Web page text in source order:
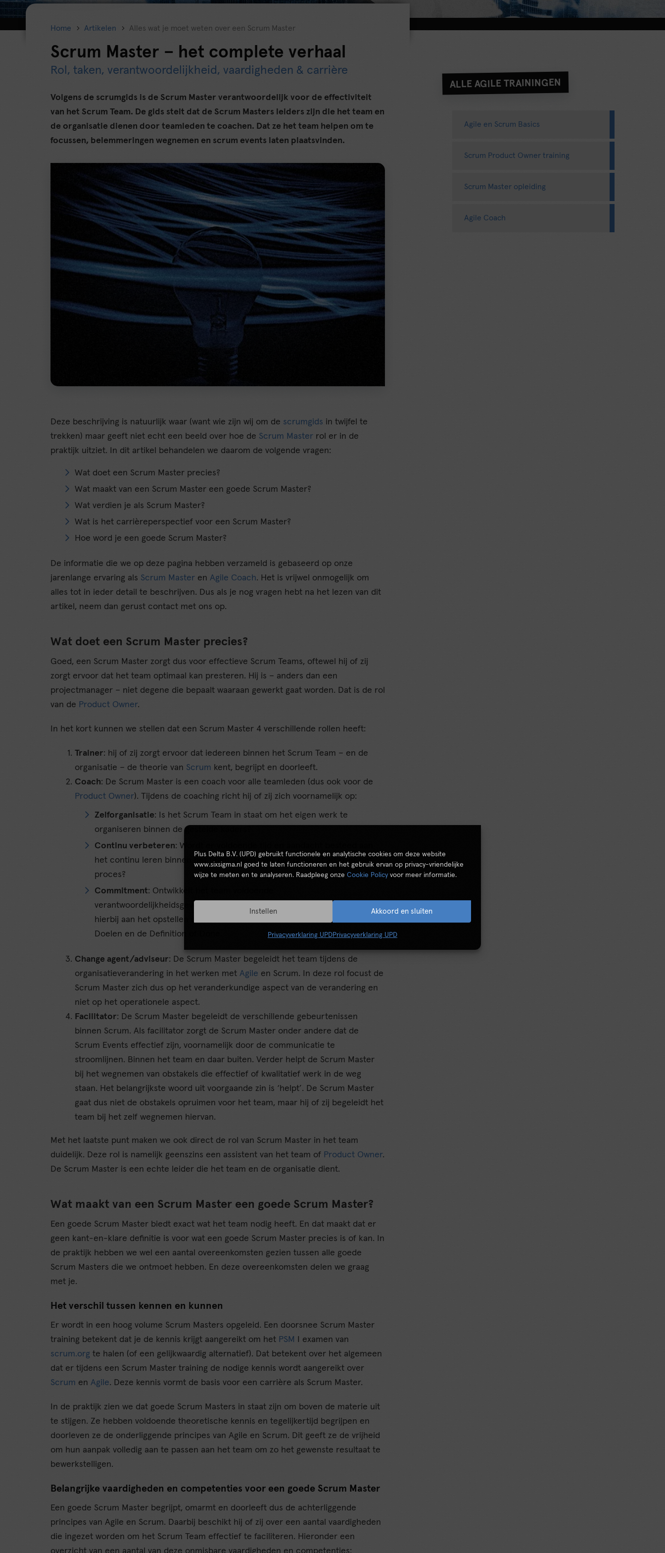
Plus Delta B.V. (UPD) gebruikt functionele en analytische cookies om deze website
www.sixsigma.nl goed te laten functioneren en het gebruik ervan op privacy-vriendelijke
wijze te meten en te analyseren. Raadpleeg onze Cookie Policy voor meer informatie.
Akkoord en sluiten
Instellen
Privacyverklaring UPDPrivacyverklaring UPD
Home Artikelen Alles wat je moet weten over een Scrum Master
Scrum Master – het complete verhaal
Rol, taken, verantwoordelijkheid, vaardigheden & carrière
Volgens de scrumgids is de Scrum Master verantwoordelijk voor de effectiviteit
van het Scrum Team. De gids stelt dat de Scrum Masters leiders zijn die het team en
de organisatie dienen door teamleden te coachen. Dat ze het team helpen om te
focussen, belemmeringen wegnemen en scrum events laten plaatsvinden.
Deze beschrijving is natuurlijk waar (want wie zijn wij om de scrumgids in twijfel te
trekken) maar geeft niet echt een beeld over hoe de Scrum Master rol er in de
praktijk uitziet. In dit artikel behandelen we daarom de volgende vragen:
Wat doet een Scrum Master precies?
Wat maakt van een Scrum Master een goede Scrum Master?
Wat verdien je als Scrum Master?
Wat is het carrièreperspectief voor een Scrum Master?
Hoe word je een goede Scrum Master?
De informatie die we op deze pagina hebben verzameld is gebaseerd op onze
jarenlange ervaring als Scrum Master en Agile Coach. Het is vrijwel onmogelijk om
alles tot in ieder detail te beschrijven. Dus als je nog vragen hebt na het lezen van dit
artikel, neem dan gerust contact met ons op.
Wat doet een Scrum Master precies?
Goed, een Scrum Master zorgt dus voor effectieve Scrum Teams, oftewel hij of zij
zorgt ervoor dat het team optimaal kan presteren. Hij is – anders dan een
projectmanager – niet degene die bepaalt waaraan gewerkt gaat worden. Dat is de rol
van de Product Owner.
In het kort kunnen we stellen dat een Scrum Master 4 verschillende rollen heeft:
Trainer: hij of zij zorgt ervoor dat iedereen binnen het Scrum Team – en de
organisatie – de theorie van Scrum kent, begrijpt en doorleeft.
Coach: De Scrum Master is een coach voor alle teamleden (dus ook voor de
Product Owner). Tijdens de coaching richt hij of zij zich voornamelijk op:
Zelforganisatie: Is het Scrum Team in staat om het eigen werk te
organiseren binnen de gestelde kaders?
Continu verbeteren: Wordt er voldoende tijd en aandacht besteed aan
het continu leren binnen het team, zowel over het product als over het
proces?
Commitment: Ontwikkelt het team voldoende
verantwoordelijkheidsgevoel voor het eigen werken en de kwaliteit? Denk
hierbij aan het opstellen en het volgen van een Product Doel, Sprint
Doelen en de Definition of Done.
Change agent/adviseur: De Scrum Master begeleidt het team tijdens de
organisatieverandering in het werken met Agile en Scrum. In deze rol focust de
Scrum Master zich dus op het veranderkundige aspect van de verandering en
niet op het operationele aspect.
Facilitator: De Scrum Master begeleidt de verschillende gebeurtenissen
binnen Scrum. Als facilitator zorgt de Scrum Master onder andere dat de
Scrum Events effectief zijn, voornamelijk door de communicatie te
stroomlijnen. Binnen het team en daar buiten. Verder helpt de Scrum Master
bij het wegnemen van obstakels die effectief of kwalitatief werk in de weg
staan. Het belangrijkste woord uit voorgaande zin is ‘helpt’. De Scrum Master
gaat dus niet de obstakels opruimen voor het team, maar hij of zij begeleidt het
team bij het zelf wegnemen hiervan.
Met het laatste punt maken we ook direct de rol van Scrum Master in het team
duidelijk. Deze rol is namelijk geenszins een assistent van het team of Product Owner.
De Scrum Master is een echte leider die het team en de organisatie dient.
Wat maakt van een Scrum Master een goede Scrum Master?
Een goede Scrum Master biedt exact wat het team nodig heeft. En dat maakt dat er
geen kant-en-klare definitie is voor wat een goede Scrum Master precies is of kan. In
de praktijk hebben we wel een aantal overeenkomsten gezien tussen alle goede
Scrum Masters die we ontmoet hebben. En deze overeenkomsten delen we graag
met je.
Het verschil tussen kennen en kunnen
Er wordt in een hoog volume Scrum Masters opgeleid. Een doorsnee Scrum Master
training betekent dat je de kennis krijgt aangereikt om het PSM
I examen van
scrum.org te halen (of een gelijkwaardig alternatief). Dat betekent over het algemeen
dat er tijdens een Scrum Master training de nodige kennis wordt aangereikt over
Scrum en Agile. Deze kennis vormt de basis voor een carrière als Scrum Master.
In de praktijk zien we dat goede Scrum Masters in staat zijn om boven de materie uit
te stijgen. Ze hebben voldoende theoretische kennis en tegelijkertijd begrijpen en
doorleven ze de onderliggende principes van Agile en Scrum. Dit geeft ze de vrijheid
om hun aanpak volledig aan te passen aan het team om zo het gewenste resultaat te
bewerkstelligen.
Belangrijke vaardigheden en competenties voor een goede Scrum Master
Een goede Scrum Master begrijpt, omarmt en doorleeft dus de achterliggende
principes van Agile en Scrum. Daarbij beschikt hij of zij over een aantal vaardigheden
die ingezet worden om het Scrum Team effectief te faciliteren. Hieronder een
overzicht van een aantal van deze onmisbare vaardigheden en competenties:
ALLE AGILE TRAININGEN
Agile en Scrum Basics
Scrum Product Owner training
Scrum Master opleiding
Agile Coach